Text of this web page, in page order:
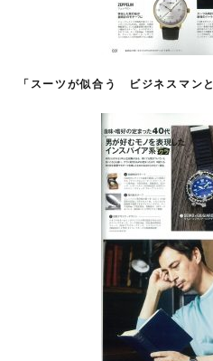
「 スーツが似合う ビジネスマンと